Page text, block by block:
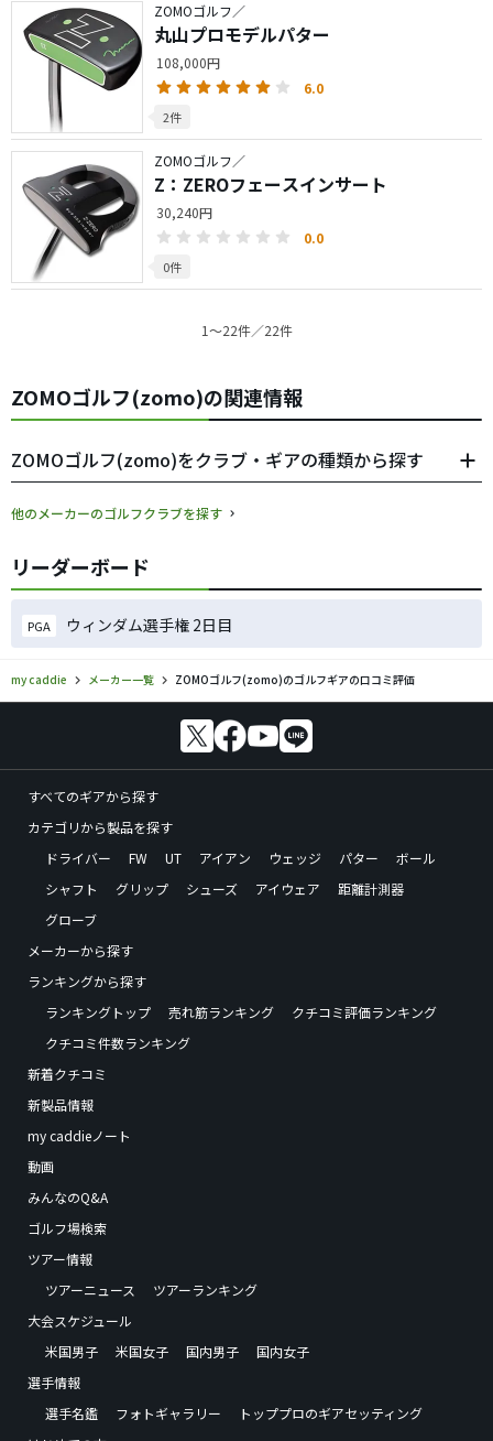
ZOMOゴルフ／
丸山プロモデルパター
108,000円
6.0
2件
ZOMOゴルフ／
Z：ZEROフェースインサート
30,240円
0.0
0件
1〜22件／22件
ZOMOゴルフ(zomo)の関連情報
ZOMOゴルフ(zomo)をクラブ・ギアの種類から探す
他のメーカーのゴルフクラブを探す
リーダーボード
PGA ウィンダム選手権 2日目
my caddie メーカー一覧 ZOMOゴルフ(zomo)のゴルフギアの口コミ評価
すべてのギアから探す
カテゴリから製品を探す
ドライバー
FW UT アイアン ウェッジ パター
ボール
シャフト
グリップ シューズ アイウェア
距離計測器
グローブ
メーカーから探す
ランキングから探す
ランキングトップ
売れ筋ランキング
クチコミ評価ランキング
クチコミ件数ランキング
新着クチコミ
新製品情報
my caddieノート
動画
みんなのQ&A
ゴルフ場検索
ツアー情報
ツアーニュース
ツアーランキング
大会スケジュール
米国男子
米国女子 国内男子
国内女子
選手情報
選手名鑑
フォトギャラリー
トッププロのギアセッティング